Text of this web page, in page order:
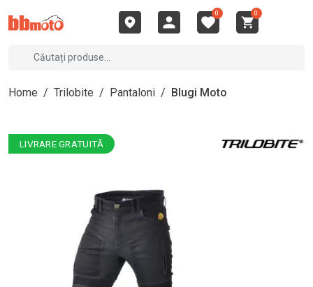
0 0
Home / Trilobite / Pantaloni / Blugi Moto
LIVRARE GRATUITĂ